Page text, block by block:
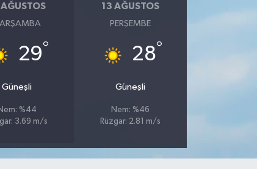
29°
Güneşli
%44
3.69 m/s
13 AĞUSTOS
PERŞEMBE
28°
Güneşli
Nem: %46
Rüzgar: 2.81 m/s